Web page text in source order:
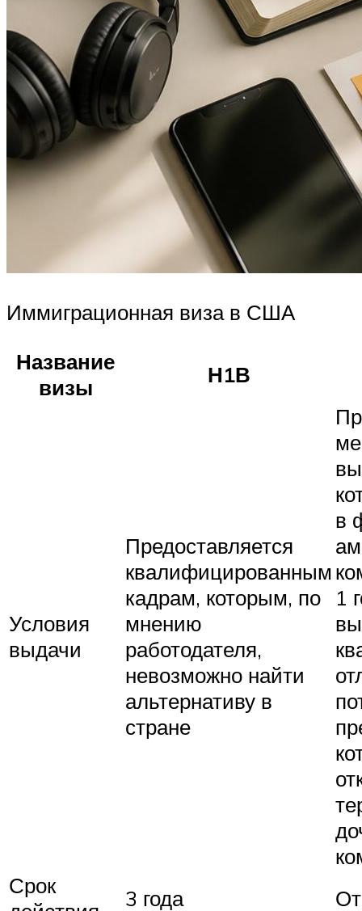
Иммиграционная виза в США
Название
визы
Н1В
Условия
выдачи
Предоставляется
квалифицированным
кадрам, которым, по
мнению
работодателя,
невозможно найти
альтернативу в
стране
в
1
Срок
3 года